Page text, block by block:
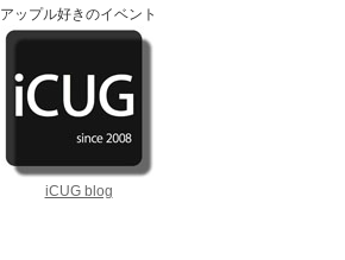
アップル好きのイベント
iCUG blog